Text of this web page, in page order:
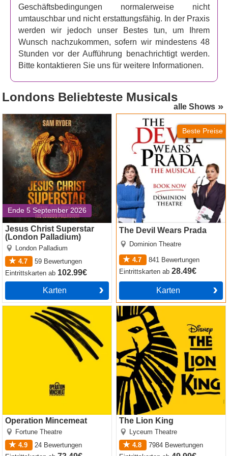
können – darunter auch aktuelle Ereignisse, die noch in
lebendiger Erinnerung sind.“ Gemeinsam mit der
Regisseurin Jenny Eastop (
Killing the Cat) bewältigt
Reedy die gewaltige Aufgabe, einen charakterbasierten
Kriminalroman auf der Bühne zum Leben zu erwecken.
Dieses spannende neue Stück feiert diesen Sommer im
Charing Cross Theatre seine Weltpremiere. Mit einem
spannenden Mysterium im Kern, einer vielseitigen
Besetzung und einer spannenden Handlung, die das
Publikum auf eine Zeitreise mitnimmt, wird„Daughter of
Time“ sowohl Krimi- als auch Geschichtsfans begeistern.
Geschäftsbedingungen normalerweise nicht
umtauschbar und nicht erstattungsfähig. In der Praxis
werden wir jedoch unser Bestes tun, um Ihrem
Wunsch nachzukommen, sofern wir mindestens 48
Stunden vor der Aufführung benachrichtigt werden.
Bitte kontaktieren Sie uns für weitere Informationen.
alle Shows
Londons Beliebteste Musicals
Ende 5 September 2026
Jesus Christ Superstar
(London Palladium)
London Palladium
4.7
59 Bewertungen
Eintrittskartenab 102.99€
Karten
Jesus Christ Superstar
(London Palladium)
Beste Preise
The Devil Wears Prada
Dominion Theatre
4.7 841 Bewertungen
Eintrittskartenab28.49€
Karten
The Devil Wears Prada
Operation Mincemeat
Fortune Theatre
4.9
24 Bewertungen
Operation Mincemeat
The Lion King
Lyceum Theatre
4.8
7984 Bewertungen
The Lion King